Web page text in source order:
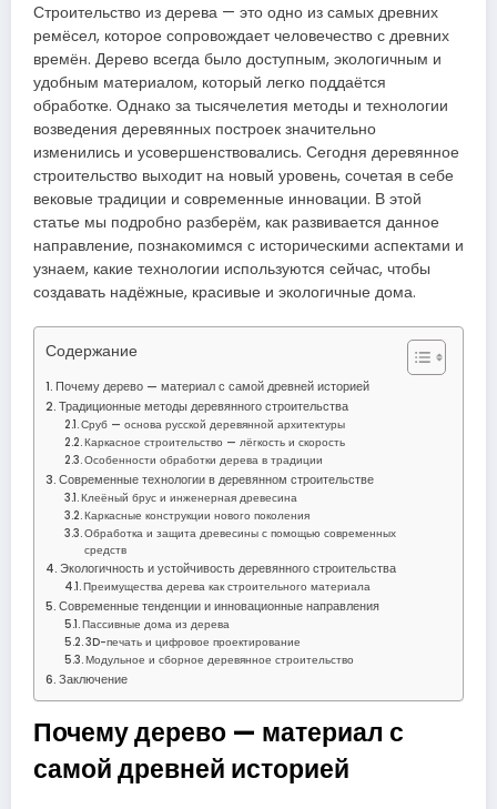
Строительство из дерева — это одно из самых древних
ремёсел, которое сопровождает человечество с древних
времён. Дерево всегда было доступным, экологичным и
удобным материалом, который легко поддаётся
обработке. Однако за тысячелетия методы и технологии
возведения деревянных построек значительно
изменились и усовершенствовались. Сегодня деревянное
строительство выходит на новый уровень, сочетая в себе
вековые традиции и современные инновации. В этой
статье мы подробно разберём, как развивается данное
направление, познакомимся с историческими аспектами и
узнаем, какие технологии используются сейчас, чтобы
создавать надёжные, красивые и экологичные дома.
Содержание
Почему дерево — материал с самой древней историей
Традиционные методы деревянного строительства
Сруб — основа русской деревянной архитектуры
Каркасное строительство — лёгкость и скорость
Особенности обработки дерева в традиции
Современные технологии в деревянном строительстве
Клеёный брус и инженерная древесина
Каркасные конструкции нового поколения
Обработка и защита древесины с помощью современных
средств
Экологичность и устойчивость деревянного строительства
Преимущества дерева как строительного материала
Современные тенденции и инновационные направления
Пассивные дома из дерева
3D-печать и цифровое проектирование
Модульное и сборное деревянное строительство
Заключение
Почему дерево — материал с
самой древней историей